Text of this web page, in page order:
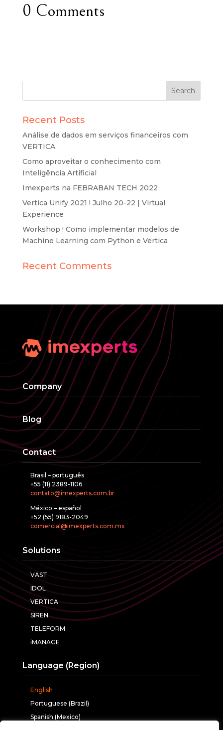
0 Comments
Recent Posts
Análise de dados em serviços financeiros com
VERTICA
Como aproveitar o conhecimento com
Inteligência Artificial
Imexperts na FEBRABAN TECH 2022
Vertica Unify 2021 ! Julho 20-22 | Virtual
Experience
Workshop ! Como implementar modelos de
Machine Learning com Python e Vertica
Recent Comments
Company
Blog
Contact
Brasil – português
+55 (11) 2389-1106
contato@imexperts.com.br
México – español
+52 (55) 9183-2049
comercial@imexperts.com.mx
Solutions
VAST
IDOL
VERTICA
SIREN
TELEFORM
iMANAGE
Language (Region)
English
Portuguese (Brazil)
Spanish (Mexico)